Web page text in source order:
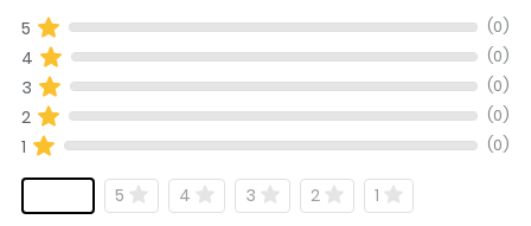
5 (0)
4 (0)
3 (0)
2 (0)
1 (0)
5 4 3 2 1